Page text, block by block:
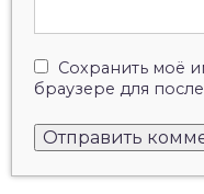
Сохранить моё
браузере для